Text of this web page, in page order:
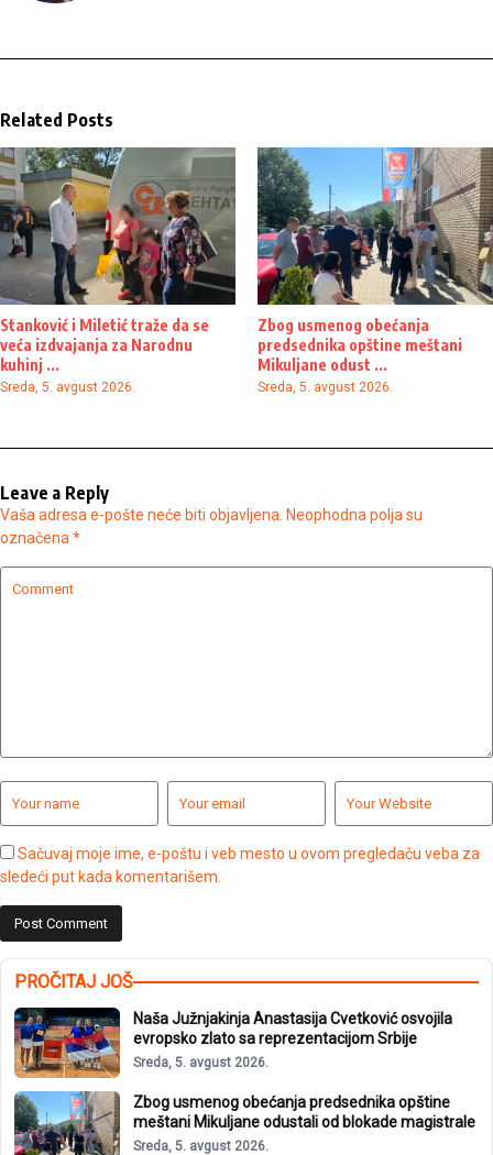
Related Posts
Stanković i Miletić traže da se
veća izdvajanja za Narodnu
kuhinj ...
Sreda, 5. avgust 2026.
Zbog usmenog obećanja
predsednika opštine meštani
Mikuljane odust ...
Sreda, 5. avgust 2026.
Leave a Reply
Vaša adresa e-pošte neće biti objavljena. Neophodna polja su
označena *
Sačuvaj moje ime, e-poštu i veb mesto u ovom pregledaču veba za
sledeći put kada komentarišem.
PROČITAJ JOŠ
Naša Južnjakinja Anastasija Cvetković osvojila
evropsko zlato sa reprezentacijom Srbije
Sreda, 5. avgust 2026.
Zbog usmenog obećanja predsednika opštine
meštani Mikuljane odustali od blokade magistrale
Sreda, 5. avgust 2026.